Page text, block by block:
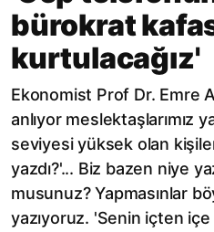
bürokrat
kurtulacağız'
Ekonomist Prof Dr. Emre
anlıyor meslektaşlarımız
seviyesi yüksek olan
yazdı?'... Biz bazen niye
musunuz? Yapmasınlar
yazıyoruz. 'Senin içten içe